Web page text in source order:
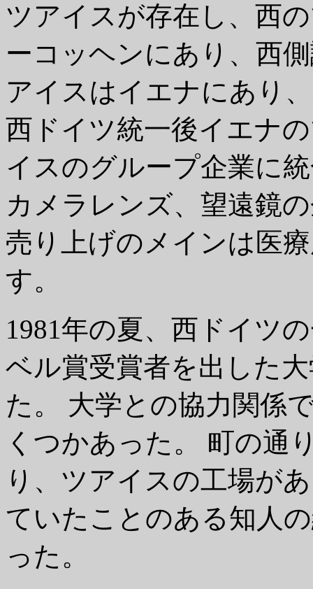
ツアイスが存在し、西
ーコッヘンにあり、西
アイスはイエナにあり
西ドイツ統一後イエナ
イスのグループ企業に
カメラレンズ、望遠鏡
売り上げのメインは医
す。
1981年の夏、西ドイツ
ベル賞受賞者を出した
た。 大学との協力関係
くつかあった。 町の通
り、ツアイスの工場が
ていたことのある知人
った。